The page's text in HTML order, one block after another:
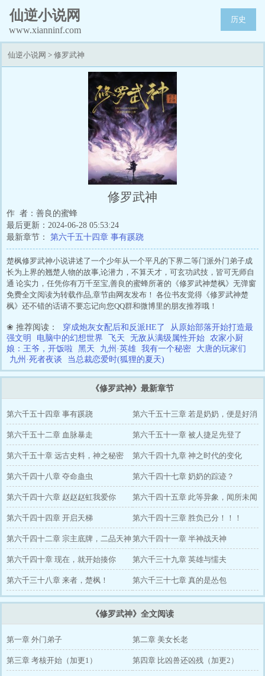
仙逆小说网
www.xianninf.com
历史
仙逆小说网 > 修罗武神
修罗武神
作 者：善良的蜜蜂
最后更新：2024-06-28 05:53:24
最新章节：
第六千五十四章 事有蹊跷
楚枫修罗武神小说讲述了一个少年从一个平凡的下界二等门派外门弟子成
长为上界的翘楚人物的故事,论潜力，不算天才，可玄功武技，皆可无师自
通 论实力，任凭你有万千至宝,善良的蜜蜂所著的《修罗武神楚枫》无弹窗
免费全文阅读为转载作品,章节由网友发布！ 各位书友觉得《修罗武神楚
枫》还不错的话请不要忘记向您QQ群和微博里的朋友推荐哦！
❀ 推荐阅读： 穿成炮灰女配后和反派HE了
从原始部落开始打造最
强文明
电脑中的幻想世界 飞天 无敌从满级属性开始 农家小厨
娘：王爷，开饭啦
黑天 九州·英雄 我有一个秘密
大唐的玩家们
九州·死者夜谈
当总裁恋爱时(狐狸的夏天)
《修罗武神》最新章节
第六千五十四章 事有蹊跷 第六千五十三章 若是奶奶，便是好消
息
第六千五十二章 血脉暴走 第六千五十一章 被人捷足先登了
第六千五十章 远古史料，神之秘密 第六千四十九章 神之时代的变化
第六千四十八章 夺命蛊虫 第六千四十七章 奶奶的踪迹？
第六千四十六章 赵赵赵虹我爱你 第六千四十五章 此等异象，闻所未闻
第六千四十四章 开启天梯 第六千四十三章 胜负已分！！！
第六千四十二章 宗主底牌，二品天神 第六千四十一章 半神战天神
第六千四十章 现在，就开始揍你 第六千三十九章 英雄与懦夫
第六千三十八章 来者，楚枫！ 第六千三十七章 真的是怂包
《修罗武神》全文阅读
第一章 外门弟子 第二章 美女长老
第三章 考核开始（加更1） 第四章 比凶兽还凶残（加更2）